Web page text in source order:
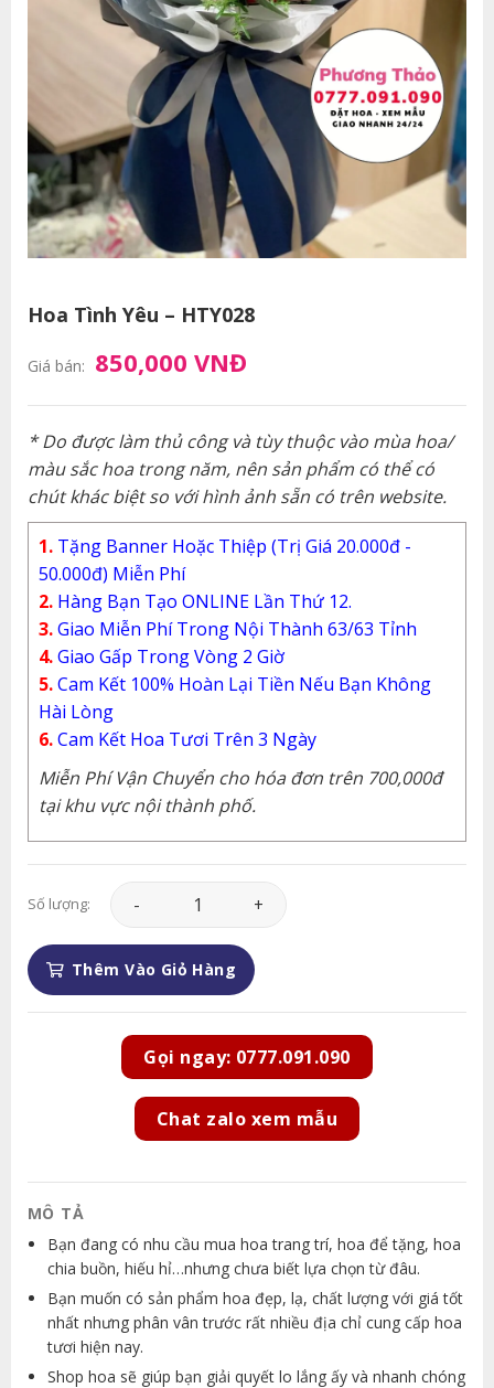
Hoa Tình Yêu – HTY028
Giá bán: 850,000 VNĐ
* Do được làm thủ công và tùy thuộc vào mùa hoa/
màu sắc hoa trong năm, nên sản phẩm có thể có
chút khác biệt so với hình ảnh sẵn có trên website.
1. Tặng Banner Hoặc Thiệp (Trị Giá 20.000đ -
50.000đ) Miễn Phí
2. Hàng Bạn Tạo ONLINE Lần Thứ 12.
3.Giao Miễn Phí Trong Nội Thành 63/63 Tỉnh
4.Giao Gấp Trong Vòng 2 Giờ
5.Cam Kết 100% Hoàn Lại Tiền Nếu Bạn Không
Hài Lòng
6.Cam Kết Hoa Tươi Trên 3 Ngày
Miễn Phí Vận Chuyển cho hóa đơn trên 700,000đ
tại khu vực nội thành phố.
Số lượng: Hoa Tình Yêu - HTY028 số lượng
Thêm Vào Giỏ Hàng
Gọi ngay: 0777.091.090
Chat zalo xem mẫu
MÔ TẢ
Bạn đang có nhu cầu mua hoa trang trí, hoa để tặng, hoa
chia buồn, hiếu hỉ…nhưng chưa biết lựa chọn từ đâu.
Bạn muốn có sản phẩm hoa đẹp, lạ, chất lượng với giá tốt
nhất nhưng phân vân trước rất nhiều địa chỉ cung cấp hoa
tươi hiện nay.
Shop hoa sẽ giúp bạn giải quyết lo lắng ấy và nhanh chóng